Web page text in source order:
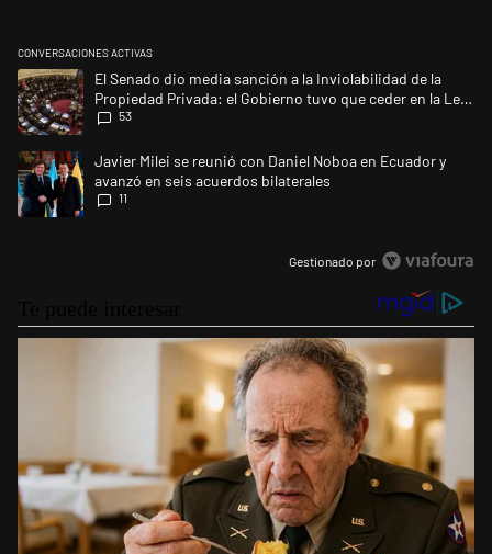
CONVERSACIONES ACTIVAS
Este listado muestra los artículos con más comentarios en los últimos
Un artículo de tendencia con el título "El Senado dio media sanción a
El Senado dio media sanción a la Inviolabilidad de la
Propiedad Privada: el Gobierno tuvo que ceder en la Ley
del Manejo del Fuego
53
Un artículo de tendencia con el título "Javier Milei se reunió con
Javier Milei se reunió con Daniel Noboa en Ecuador y
avanzó en seis acuerdos bilaterales
11
Gestionado por